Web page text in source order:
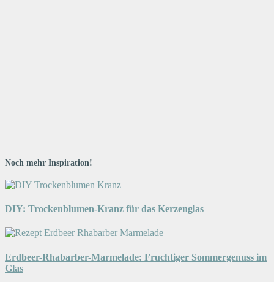
Noch mehr Inspiration!
DIY: Trockenblumen-Kranz für das Kerzenglas
Erdbeer-Rhabarber-Marmelade: Fruchtiger Sommergenuss im
Glas